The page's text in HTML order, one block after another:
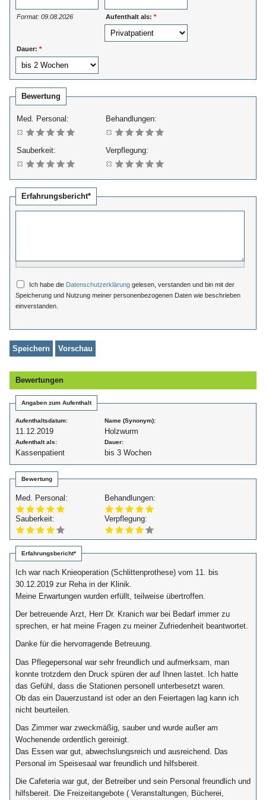
Format: 09.08.2026 Aufenthalt als: *
Dauer: *
Bewertung
Med. Personal: Behandlungen:
Sauberkeit: Verpflegung:
Erfahrungsbericht*
Ich habe die Datenschutzerklärung gelesen, verstanden und bin mit der
Speicherung und Nutzung meiner personenbezogenen Daten wie beschrieben
einverstanden.
Bewertungen
Angaben zum Aufenthalt
Aufenthaltsdatum:
11.12.2019
Name (Synonym):
Holzwurm
Aufenthalt als:
Kassenpatient
Dauer:
bis 3 Wochen
Bewertung
Med. Personal: Behandlungen:
Sauberkeit: Verpflegung:
Erfahrungsbericht*
Ich war nach Knieoperation (Schlittenprothese) vom 11. bis
30.12.2019 zur Reha in der Klinik.
Meine Erwartungen wurden erfüllt, teilweise übertroffen.
Der betreuende Arzt, Herr Dr. Kranich war bei Bedarf immer zu
sprechen, er hat meine Fragen zu meiner Zufriedenheit beantwortet.
Danke für die hervorragende Betreuung.
Das Pflegepersonal war sehr freundlich und aufmerksam, man
konnte trotzdem den Druck spüren der auf Ihnen lastet. Ich hatte
das Gefühl, dass die Stationen personell unterbesetzt waren.
Ob das ein Dauerzustand ist oder an den Feiertagen lag kann ich
nicht beurteilen.
Das Zimmer war zweckmäßig, sauber und wurde außer am
Wochenende ordentlich gereinigt.
Das Essen war gut, abwechslungsreich und ausreichend. Das
Personal im Speisesaal war freundlich und hilfsbereit.
Die Cafeteria war gut, der Betreiber und sein Personal freundlich und
hilfsbereit. Die Freizeitangebote ( Veranstaltungen, Bücherei,